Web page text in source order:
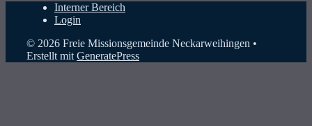
Interner Bereich
Login
© 2026 Freie Missionsgemeinde Neckarweihingen •
Erstellt mit GeneratePress